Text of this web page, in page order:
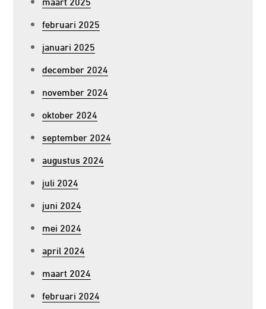
februari 2025
januari 2025
december 2024
november 2024
oktober 2024
september 2024
augustus 2024
juli 2024
juni 2024
mei 2024
april 2024
maart 2024
februari 2024